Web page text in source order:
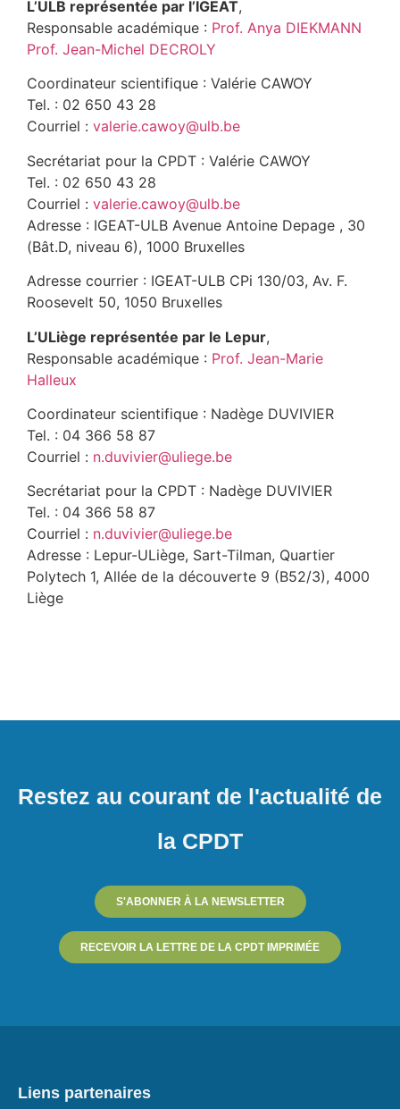
L’ULB représentée par l’IGEAT,
Responsable académique : Prof. Anya DIEKMANN
Prof. Jean-Michel DECROLY
Coordinateur scientifique : Valérie CAWOY
Tel. : 02 650 43 28
Courriel : valerie.cawoy@ulb.be
Secrétariat pour la CPDT : Valérie CAWOY
Tel. : 02 650 43 28
Courriel : valerie.cawoy@ulb.be
Adresse : IGEAT-ULB Avenue Antoine Depage , 30
(Bât.D, niveau 6), 1000 Bruxelles
Adresse courrier : IGEAT-ULB CPi 130/03, Av. F.
Roosevelt 50, 1050 Bruxelles
L’ULiège représentée par le Lepur,
Responsable académique : Prof. Jean-Marie
Halleux
Coordinateur scientifique : Nadège DUVIVIER
Tel. : 04 366 58 87
Courriel : n.duvivier@uliege.be
Secrétariat pour la CPDT : Nadège DUVIVIER
Tel. : 04 366 58 87
Courriel : n.duvivier@uliege.be
Adresse : Lepur-ULiège, Sart-Tilman, Quartier
Polytech 1, Allée de la découverte 9 (B52/3), 4000
Liège
Restez au courant de l'actualité de
la CPDT
S'ABONNER À LA NEWSLETTER
RECEVOIR LA LETTRE DE LA CPDT IMPRIMÉE
Liens partenaires